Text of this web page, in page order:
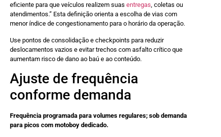
eficiente para que veículos realizem suas entregas, coletas ou
atendimentos.” Esta definição orienta a escolha de vias com
menor índice de congestionamento para o horário da operação.
Use pontos de consolidação e checkpoints para reduzir
deslocamentos vazios e evitar trechos com asfalto crítico que
aumentam risco de dano ao baú e ao conteúdo.
Ajuste de frequência
conforme demanda
Frequência programada para volumes regulares; sob demanda
para picos com motoboy dedicado.